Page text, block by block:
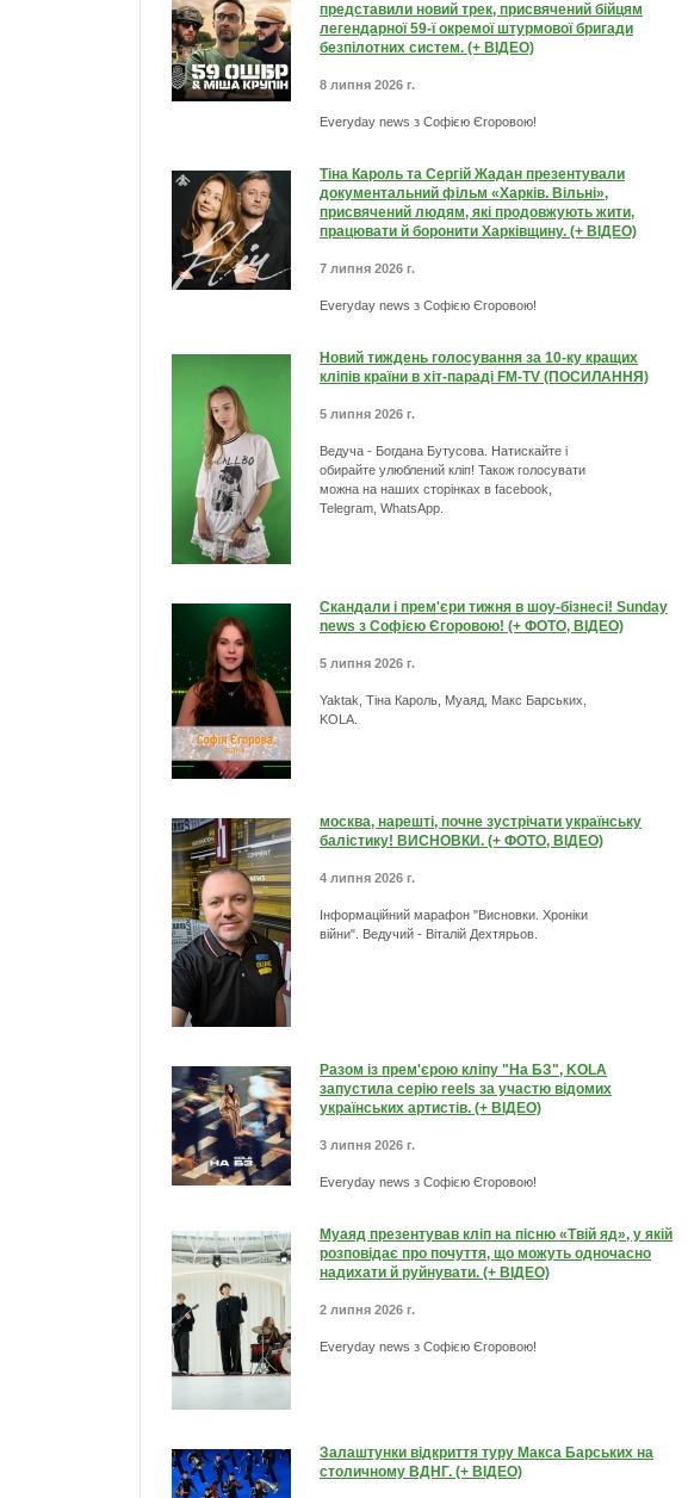
представили новий трек, присвячений бійцям
легендарної 59-ї окремої штурмової бригади
безпілотних систем. (+ ВІДЕО)
8 липня 2026 г.
Everyday news з Софією Єгоровою!
Тіна Кароль та Сергій Жадан презентували
документальний фільм «Харків. Вільні»,
присвячений людям, які продовжують жити,
працювати й боронити Харківщину. (+ ВІДЕО)
7 липня 2026 г.
Everyday news з Софією Єгоровою!
Новий тиждень голосування за 10-ку кращих
кліпів країни в хіт-параді FM-TV (ПОСИЛАННЯ)
5 липня 2026 г.
Ведуча - Богдана Бутусова. Натискайте і
обирайте улюблений кліп! Також голосувати
можна на наших сторінках в facebook,
Telegram, WhatsApp.
Скандали і прем'єри тижня в шоу-бізнесі! Sunday
news з Софією Єгоровою! (+ ФОТО, ВІДЕО)
5 липня 2026 г.
Yaktak, Тіна Кароль, Муаяд, Макс Барських,
KOLA.
москва, нарешті, почне зустрічати українську
балістику! ВИСНОВКИ. (+ ФОТО, ВІДЕО)
4 липня 2026 г.
Інформаційний марафон "Висновки. Хроніки
війни". Ведучий - Віталій Дехтярьов.
Разом із прем'єрою кліпу "На БЗ", KOLA
запустила серію reels за участю відомих
українських артистів. (+ ВІДЕО)
3 липня 2026 г.
Everyday news з Софією Єгоровою!
Муаяд презентував кліп на пісню «Твій яд», у якій
розповідає про почуття, що можуть одночасно
надихати й руйнувати. (+ ВІДЕО)
2 липня 2026 г.
Everyday news з Софією Єгоровою!
Залаштунки відкриття туру Макса Барських на
столичному ВДНГ. (+ ВІДЕО)